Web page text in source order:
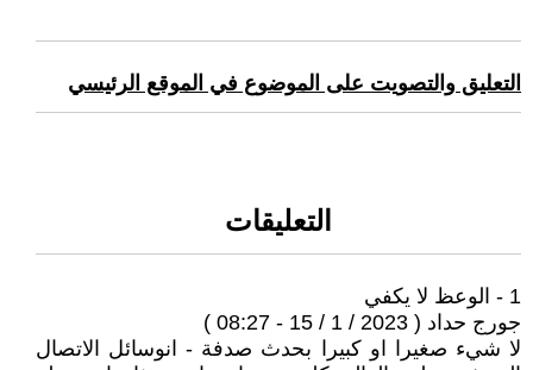
التعليق والتصويت على الموضوع في الموقع الرئيسي
التعليقات
1 - الوعظ لا يكفي
جورج حداد ( 2023 / 1 / 15 - 08:27 )
لا شيء صغيرا او كبيرا بحدث صدفة - انوسائل الاتصال